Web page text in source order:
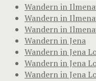
Wandern in
Wandern in
Wandern in
Wandern in Jena
Wandern in Jena
Wandern in Jena
Wandern in Jena